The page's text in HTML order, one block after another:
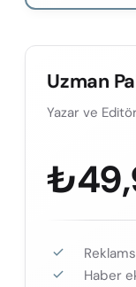
Uzman
Yazar ve Editör
₺
Haber